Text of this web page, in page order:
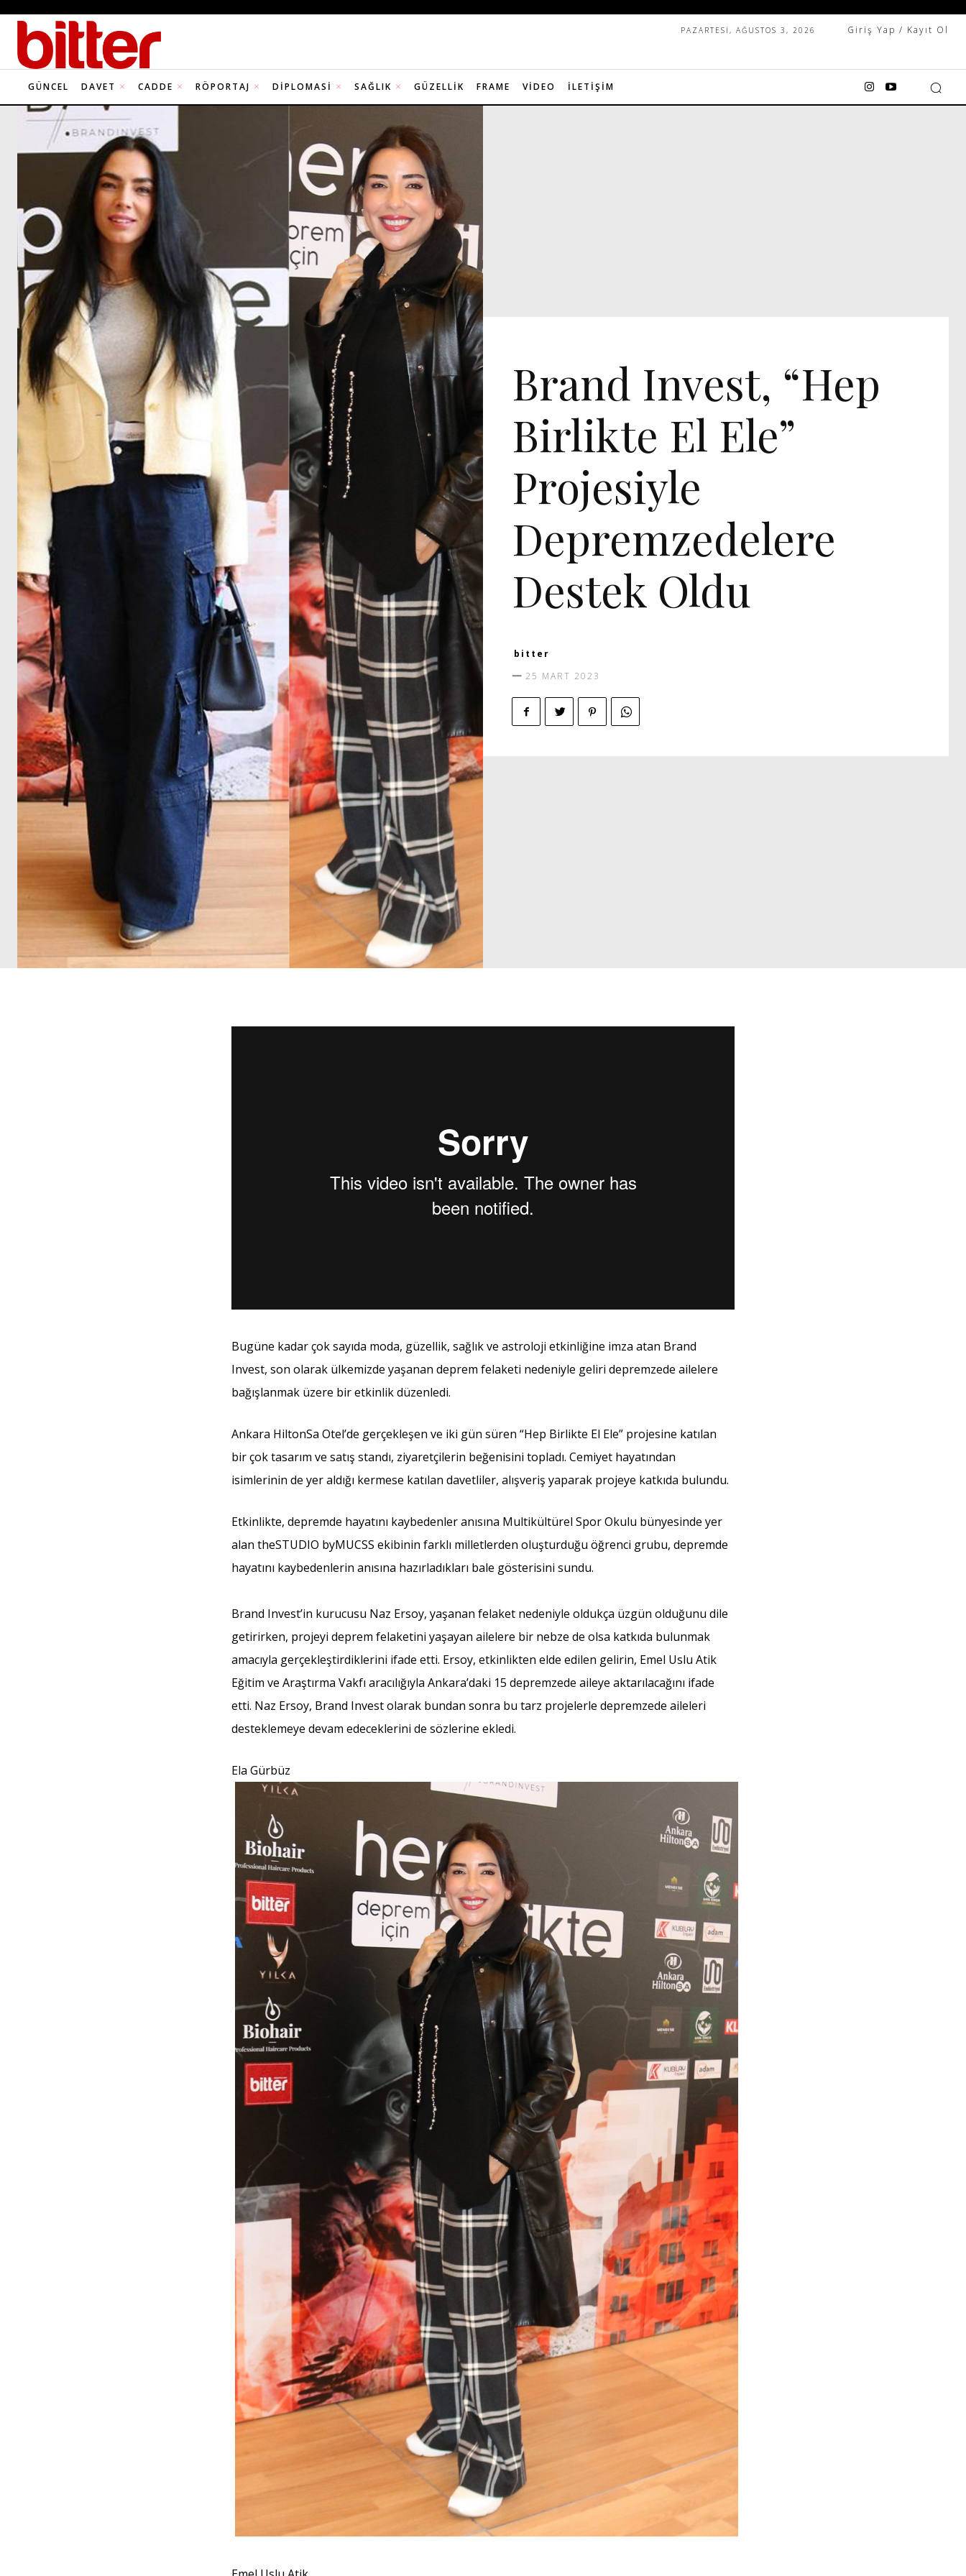
PAZARTESI, AĞUSTOS 3, 2026 Giriş Yap / Kayıt Ol
GÜNCEL DAVET CADDE RÖPORTAJ DIPLOMASI SAĞLIK GÜZELLIK FRAME VIDEO İLETIŞIM
Brand Invest, “Hep
Birlikte El Ele”
Projesiyle
Depremzedelere
Destek Oldu
bitter
25 MART 2023
Bugüne kadar çok sayıda moda, güzellik, sağlık ve astroloji etkinliğine imza atan Brand
Invest, son olarak ülkemizde yaşanan deprem felaketi nedeniyle geliri depremzede ailelere
bağışlanmak üzere bir etkinlik düzenledi.
Ankara HiltonSa Otel’de gerçekleşen ve iki gün süren “Hep Birlikte El Ele” projesine katılan
bir çok tasarım ve satış standı, ziyaretçilerin beğenisini topladı. Cemiyet hayatından
isimlerinin de yer aldığı kermese katılan davetliler, alışveriş yaparak projeye katkıda bulundu.
Etkinlikte, depremde hayatını kaybedenler anısına Multikültürel Spor Okulu bünyesinde yer
alan theSTUDIO byMUCSS ekibinin farklı milletlerden oluşturduğu öğrenci grubu, depremde
hayatını kaybedenlerin anısına hazırladıkları bale gösterisini sundu.
Brand Invest’in kurucusu Naz Ersoy, yaşanan felaket nedeniyle oldukça üzgün olduğunu dile
getirirken, projeyi deprem felaketini yaşayan ailelere bir nebze de olsa katkıda bulunmak
amacıyla gerçekleştirdiklerini ifade etti. Ersoy, etkinlikten elde edilen gelirin, Emel Uslu Atik
Eğitim ve Araştırma Vakfı aracılığıyla Ankara’daki 15 depremzede aileye aktarılacağını ifade
etti. Naz Ersoy, Brand Invest olarak bundan sonra bu tarz projelerle depremzede aileleri
desteklemeye devam edeceklerini de sözlerine ekledi.
Ela Gürbüz